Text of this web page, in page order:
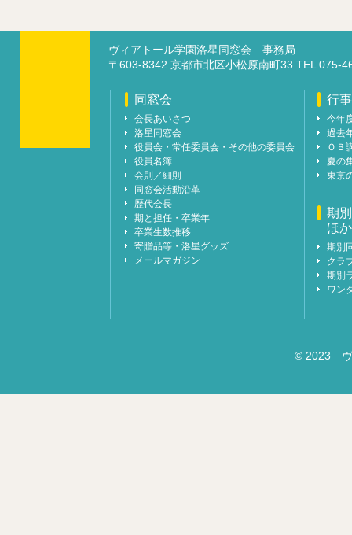
ヴィアトール学園洛星同窓会 事務局
〒603-8342 京都市北区小松原南町33 TEL 075-
同窓会
会長あいさつ
洛星同窓会
役員会・常任委員会・その他の委員会
役員名簿
会則／細則
同窓会活動沿革
歴代会長
期と担任・卒業年
卒業生数推移
寄贈品等・洛星グッズ
メールマガジン
行事
今年
過去
ＯＢ
夏の
東京
期
ほか
期別
クラ
期別
ワン
© 2023 ヴ